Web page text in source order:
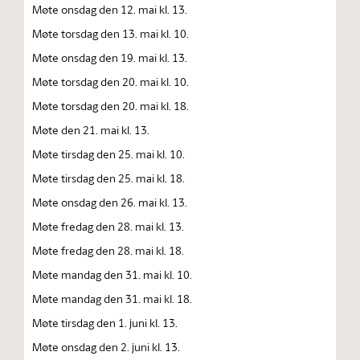
Møte onsdag den 12. mai kl. 13.
Møte torsdag den 13. mai kl. 10.
Møte onsdag den 19. mai kl. 13.
Møte torsdag den 20. mai kl. 10.
Møte torsdag den 20. mai kl. 18.
Møte den 21. mai kl. 13.
Møte tirsdag den 25. mai kl. 10.
Møte tirsdag den 25. mai kl. 18.
Møte onsdag den 26. mai kl. 13.
Møte fredag den 28. mai kl. 13.
Møte fredag den 28. mai kl. 18.
Møte mandag den 31. mai kl. 10.
Møte mandag den 31. mai kl. 18.
Møte tirsdag den 1. juni kl. 13.
Møte onsdag den 2. juni kl. 13.